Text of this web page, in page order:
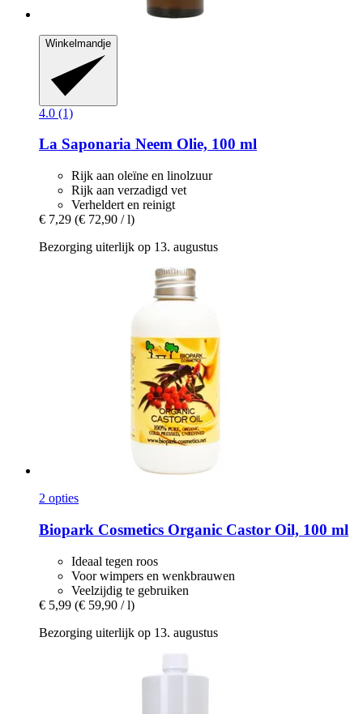
Winkelmandje
4.0 (1)
La Saponaria Neem Olie, 100 ml
Rijk aan oleïne en linolzuur
Rijk aan verzadigd vet
Verheldert en reinigt
€ 7,29 (€ 72,90 / l)
Bezorging uiterlijk op 13. augustus
2 opties
Biopark Cosmetics Organic Castor Oil, 100 ml
Ideaal tegen roos
Voor wimpers en wenkbrauwen
Veelzijdig te gebruiken
€ 5,99 (€ 59,90 / l)
Bezorging uiterlijk op 13. augustus